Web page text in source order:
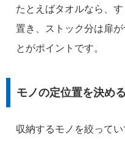
たとえばタオルなら、
置き、ストック分は扉
とがポイントです。
モノの定位置を決める
収納するモノを絞って